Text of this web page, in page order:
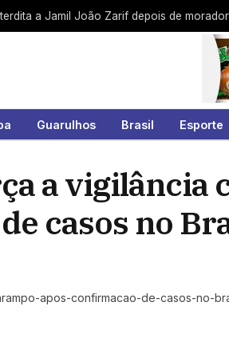
Guarulhos Brasil Esporte
a vigilância
casos no